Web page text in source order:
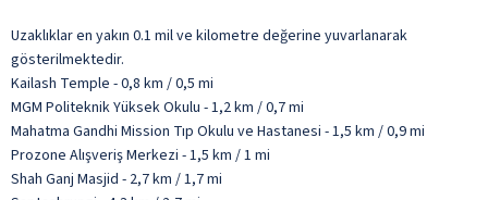
Uzaklıklar en yakın 0.1 mil ve kilometre değerine yuvarlanarak
gösterilmektedir.
Kailash Temple - 0,8 km / 0,5 mi
MGM Politeknik Yüksek Okulu - 1,2 km / 0,7 mi
Mahatma Gandhi Mission Tıp Okulu ve Hastanesi - 1,5 km / 0,9 mi
Prozone Alışveriş Merkezi - 1,5 km / 1 mi
Shah Ganj Masjid - 2,7 km / 1,7 mi